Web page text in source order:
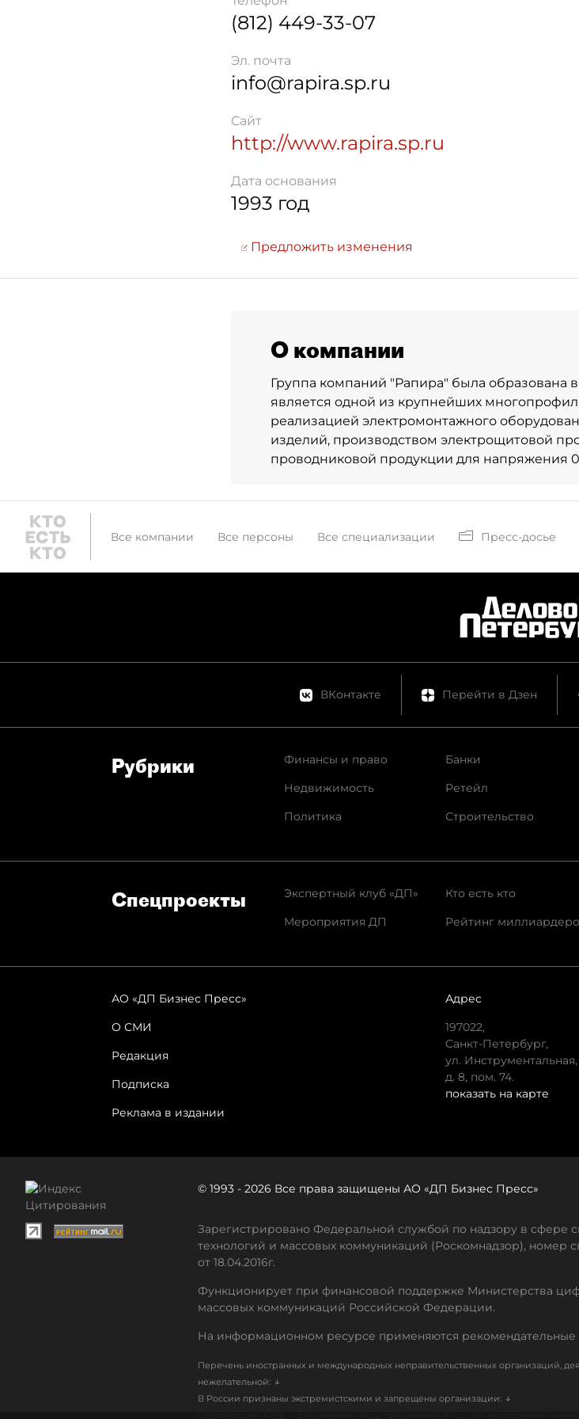
(812) 449-33-07
Эл. почта
info@rapira.sp.ru
Сайт
http://www.rapira.sp.ru
Дата основания
1993 год
Предложить изменения
О компании
Группа компаний "Рапира" была образована
является одной из крупнейших
реализацией электромонтажного
изделий, производством электрощитовой
проводниковой продукции для напряжения
Все компании Все персоны Все специализации Пресс-досье
ВКонтакте Перейти в Дзен
Рубрики
Финансы и право
Недвижимость
Политика
Банки
Ретейл
Строительство
Спец­проекты
Экспертный клуб «ДП»
Мероприятия ДП
Кто есть кто
Рейтинг
АО «ДП Бизнес Пресс»
О СМИ
Редакция
Подписка
Реклама в издании
Адрес
197022,
Санкт-Петербург,
ул. Инструментальная,
д. 8, пом. 74.
показать на карте
© 1993 - 2026 Все права защищены АО «ДП Бизнес Пресс»
Зарегистрировано Федеральной службой по надзору в сфере
технологий и массовых коммуникаций (Роскомнадзор), номер
от 18.04.2016г.
Функционирует при финансовой поддержке Министерства
массовых коммуникаций Российской Федерации.
На информационном ресурсе применяются рекомендательные
Перечень иностранных и международных неправительственных организаций,
нежелательной: ↓
В России признаны экстремистскими и запрещены организации: ↓